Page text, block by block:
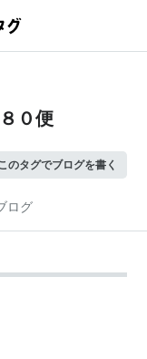
０便
のタグでブログを書く
ログ